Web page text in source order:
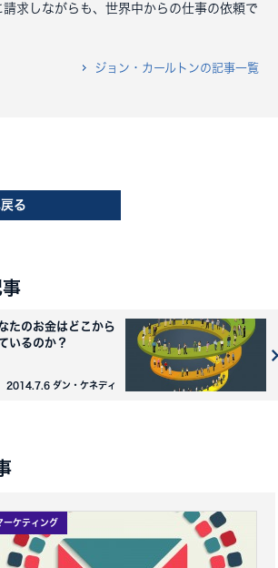
求しながらも、世界中からの仕事の依頼で
ジョン・カールトンの記事一覧
る
たのお金はどこから
いるのか？
2014.7.6 ダン・ケネディ
ーケティング